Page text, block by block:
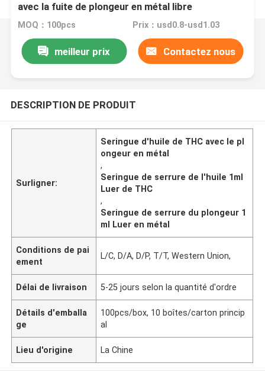
avec la fuite de plongeur en métal libre
MOQ：100pcs Prix：usd0.8-usd1.03
meilleur prix Contactez nous
DESCRIPTION DE PRODUIT
Surligner:
Seringue d'huile de THC avec le pl
ongeur en métal
,
Seringue de serrure de l'huile 1ml
Luer de THC
,
Seringue de serrure du plongeur 1
ml Luer en métal
Conditions de pai
ement
L/C, D/A, D/P, T/T, Western Union,
Délai de livraison 5-25 jours selon la quantité d'ordre
Détails d'emballa
ge
100pcs/box, 10 boîtes/carton princip
al
Lieu d'origine La Chine